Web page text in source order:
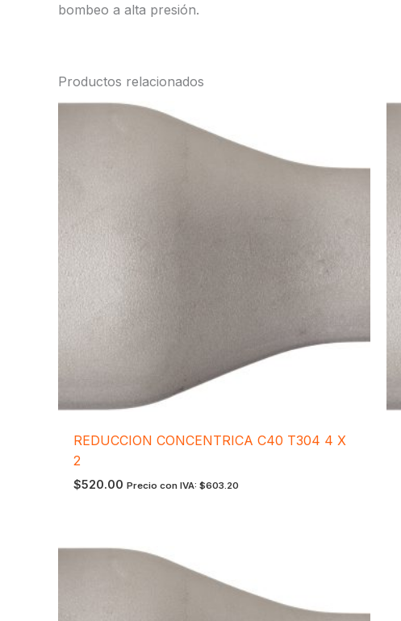
bombeo a alta presión.
Productos relacionados
REDUCCION CONCENTRICA C40 T304 4 X
2
$520.00 Precio con IVA:$603.20